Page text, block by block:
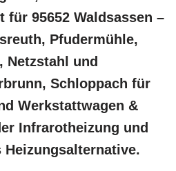
für 95652 Waldsassen –
Pfudermühle,
Netzstahl und
Schloppach für
Werkstattwagen &
Infrarotheizung und